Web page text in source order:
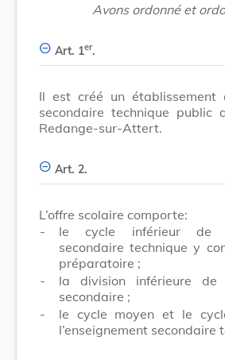
Avons ordonné et
Art. 1er.
Il est créé un établissement
secondaire technique public
Redange-sur-Attert.
Art. 2.
L’offre scolaire comporte:
-
le cycle inférieur de
secondaire technique y
préparatoire ;
-
la division inférieure de
secondaire ;
-
le cycle moyen et le
l’enseignement secondaire